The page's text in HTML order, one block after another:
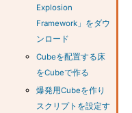
Explosion
Framework」をダウ
ンロード
Cubeを配置する床
をCubeで作る
爆発用Cubeを作り
スクリプトを設定す